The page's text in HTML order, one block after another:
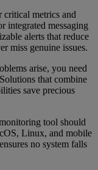
critical metrics and
integrated messaging
alerts that reduce
miss genuine issues.
arise, you need
that combine
save precious
tool should
Linux, and mobile
ensures no system falls